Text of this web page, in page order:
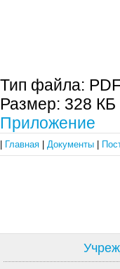
Тип файла:
Размер: 328 КБ
Приложение
Главная Документы